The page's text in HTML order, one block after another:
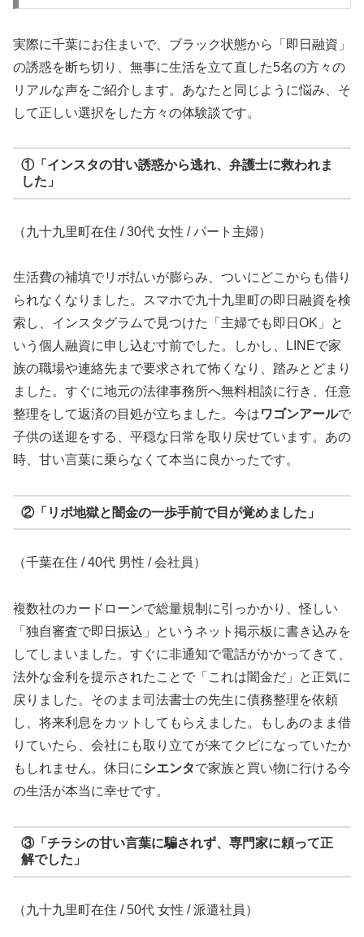
実際に千葉にお住まいで、ブラック状態から「即日融資」
の誘惑を断ち切り、無事に生活を立て直した5名の方々の
リアルな声をご紹介します。あなたと同じように悩み、そ
して正しい選択をした方々の体験談です。
①「インスタの甘い誘惑から逃れ、弁護士に救われま
した」
（九十九里町在住 / 30代 女性 / パート主婦）
生活費の補填でリボ払いが膨らみ、ついにどこからも借り
られなくなりました。スマホで九十九里町の即日融資を検
索し、インスタグラムで見つけた「主婦でも即日OK」と
いう個人融資に申し込む寸前でした。しかし、LINEで家
族の職場や連絡先まで要求されて怖くなり、踏みとどまり
ました。すぐに地元の法律事務所へ無料相談に行き、任意
整理をして返済の目処が立ちました。今はワゴンアールで
子供の送迎をする、平穏な日常を取り戻せています。あの
時、甘い言葉に乗らなくて本当に良かったです。
②「リボ地獄と闇金の一歩手前で目が覚めました」
（千葉在住 / 40代 男性 / 会社員）
複数社のカードローンで総量規制に引っかかり、怪しい
「独自審査で即日振込」というネット掲示板に書き込みを
してしまいました。すぐに非通知で電話がかかってきて、
法外な金利を提示されたことで「これは闇金だ」と正気に
戻りました。そのまま司法書士の先生に債務整理を依頼
し、将来利息をカットしてもらえました。もしあのまま借
りていたら、会社にも取り立てが来てクビになっていたか
もしれません。休日にシエンタで家族と買い物に行ける今
の生活が本当に幸せです。
③「チラシの甘い言葉に騙されず、専門家に頼って正
解でした」
（九十九里町在住 / 50代 女性 / 派遣社員）